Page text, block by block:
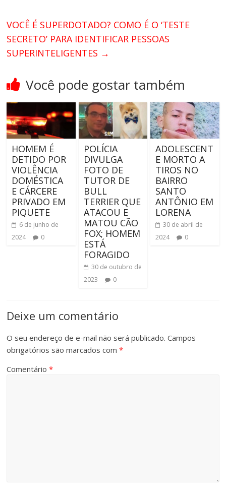
VOCÊ É SUPERDOTADO? COMO É O ‘TESTE
SECRETO’ PARA IDENTIFICAR PESSOAS
SUPERINTELIGENTES →
Você pode gostar também
HOMEM É
DETIDO POR
VIOLÊNCIA
DOMÉSTICA
E CÁRCERE
PRIVADO EM
PIQUETE
6 de junho de
2024
0
POLÍCIA
DIVULGA
FOTO DE
TUTOR DE
BULL
TERRIER QUE
ATACOU E
MATOU CÃO
FOX; HOMEM
ESTÁ
FORAGIDO
30 de outubro de
2023
0
ADOLESCENT
E MORTO A
TIROS NO
BAIRRO
SANTO
ANTÔNIO EM
LORENA
30 de abril de
2024
0
Deixe um comentário
O seu endereço de e-mail não será publicado. Campos
obrigatórios são marcados com*
Comentário*